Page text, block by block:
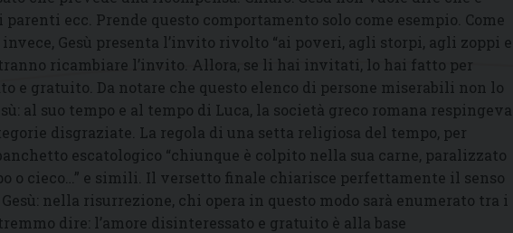
ecc. Prende questo comportamento solo come esempio. Come
Gesù presenta l’invito rivolto “ai poveri, agli storpi, agli zoppi e
ricambiare l’invito. Allora, se li hai invitati, lo hai fatto per
e gratuito. Da notare che questo elenco di persone miserabili non lo
al suo tempo e al tempo di Luca, la società greco romana respingeva
disgraziate. La regola di una setta religiosa del tempo, per
escatologico “chiunque è colpito nella sua carne, paralizzato
o cieco…” e simili. Il versetto finale chiarisce perfettamente il senso
nella risurrezione, chi opera in questo modo sarà enumerato tra i
dire: l’amore disinteressato e gratuito è alla base